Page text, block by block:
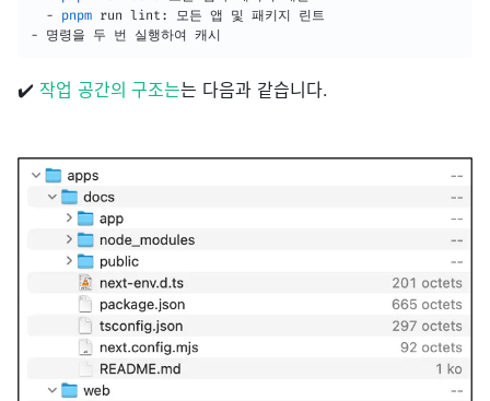
  -
pnpm run lint: 모든 앱 및 패키지 린트
- 명령을 두 번 실행하여 캐시
✔️ 작업 공간의 구조는는 다음과 같습니다.